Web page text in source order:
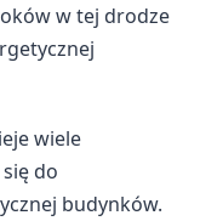
w tej drodze
wiele
do
budynków.